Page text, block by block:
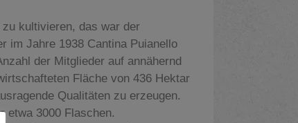
kultivieren, das war der
im Jahre 1938 Cantina Puianello
der Mitglieder auf annähernd
Fläche von 436 Hektar
Qualitäten zu erzeugen.
etwa 3000 Flaschen.